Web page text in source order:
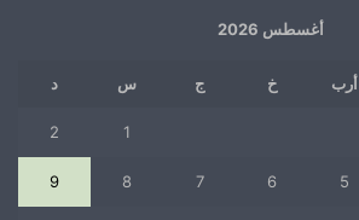
أغسطس 2026
أرب خ ج س د
1
2
5
6
7
8
9